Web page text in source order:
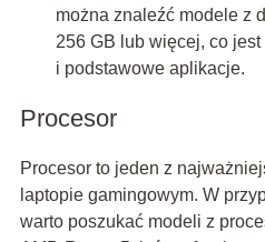
można znaleźć modele z
256 GB lub więcej, co
i podstawowe aplikacje.
Procesor
Procesor to jeden z
laptopie gamingowym. W
warto poszukać modeli z